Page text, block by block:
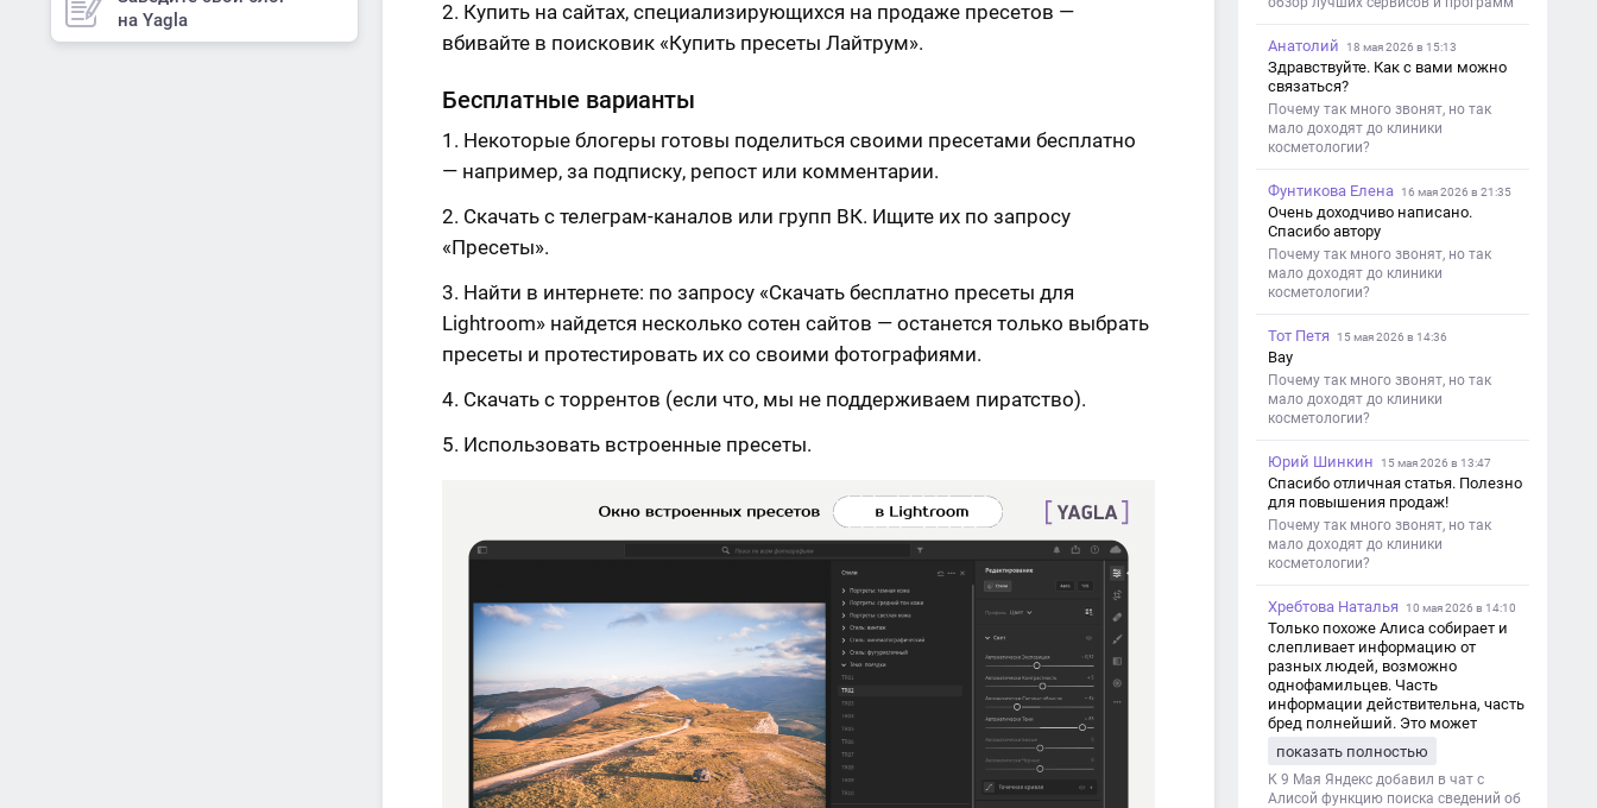
Купить на сайтах, специализирующихся на продаже пресетов —
вбивайте в поисковик «Купить пресеты Лайтрум».
Бесплатные варианты
Некоторые блогеры готовы поделиться своими пресетами бесплатно
— например, за подписку, репост или комментарии.
Скачать с телеграм-каналов или групп ВК. Ищите их по запросу
«Пресеты».
Найти в интернете: по запросу «Скачать бесплатно пресеты для
Lightroom» найдется несколько сотен сайтов — останется только выбрать
пресеты и протестировать их со своими фотографиями.
Скачать с торрентов (если что, мы не поддерживаем пиратство).
Использовать встроенные пресеты.
на Yagla
Анатолий 18 мая 2026 в 15:13
Здравствуйте. Как с вами можно
связаться?
Почему так много звонят, но так
мало доходят до клиники
косметологии?
Фунтикова Елена 16 мая 2026 в 21:35
Очень доходчиво написано.
Спасибо автору
Почему так много звонят, но так
мало доходят до клиники
косметологии?
Тот Петя 15 мая 2026 в 14:36
Вау
Почему так много звонят, но так
мало доходят до клиники
косметологии?
Юрий Шинкин 15 мая 2026 в 13:47
Спасибо отличная статья. Полезно
для повышения продаж!
Почему так много звонят, но так
мало доходят до клиники
косметологии?
Хребтова Наталья 10 мая 2026 в 14:10
Только похоже Алиса собирает и
слепливает информацию от
разных людей, возможно
однофамильцев. Часть
информации действительна, часть
бред полнейший. Это может
дезинформации
показать полностью
К 9 Мая Яндекс добавил в чат с
Алисой функцию поиска сведений об